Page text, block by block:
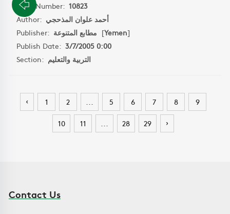
Book Number: 10823
Author: أحمد علوان المذحجي
Publisher: مطابع المتنوعة [Yemen]
Publish Date: 3/7/2005 0:00
Section: التربية والتعليم
‹ 1 2 ... 5 6 7 8 9
10 11 ... 28 29 ›
Contact Us